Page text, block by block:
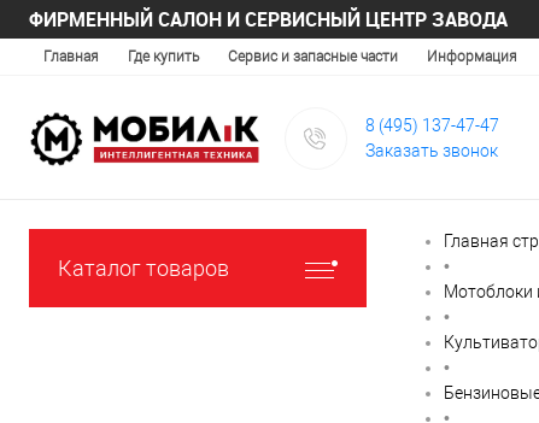
ФИРМЕННЫЙ САЛОН И СЕРВИСНЫЙ ЦЕНТР ЗАВОДА
Главная Где купить Сервис и запасные части Информация
8 (495) 137-47-47
Заказать звонок
Каталог товаров
Главная
•
Мотоблоки
•
•
•